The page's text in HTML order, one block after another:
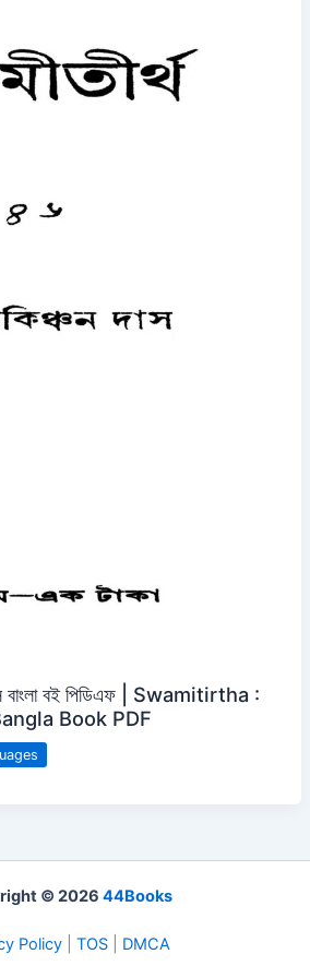
বাংলা বই পিডিএফ | Swamitirtha :
Book PDF
© 2026 44Books
Policy TOS DMCA